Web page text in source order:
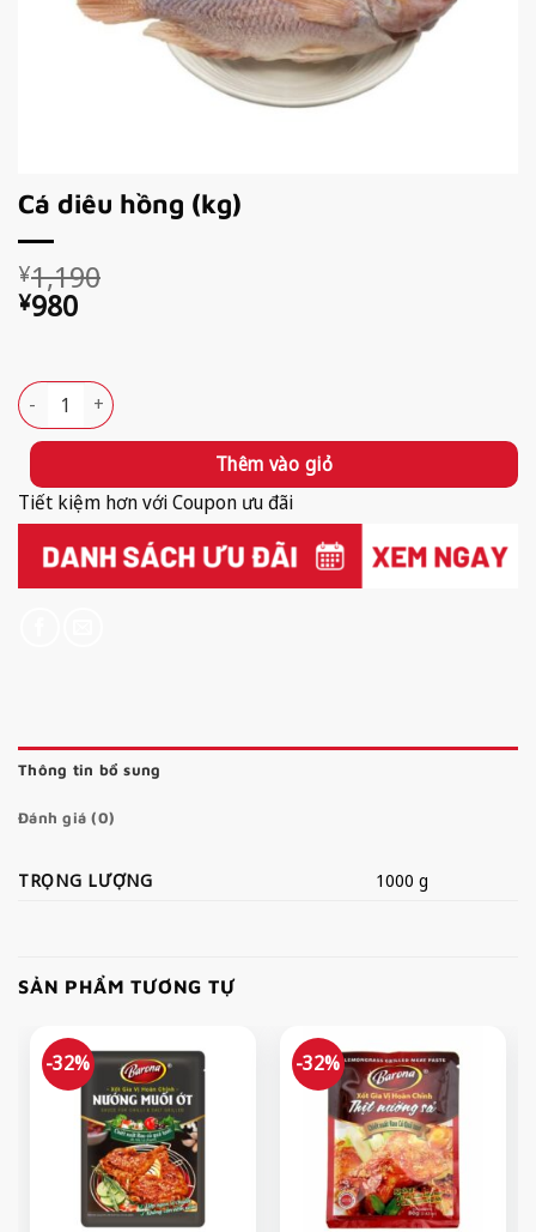
Cá diêu hồng (kg)
¥1,190
Giá
gốc
¥980
Giá
hiện
¥980.
Cá diêu hồng (kg) số lượng
Thêm vào giỏ
Tiết kiệm hơn với Coupon ưu đãi
Thông tin bổ sung
Đánh giá (0)
TRỌNG LƯỢNG 1000 g
SẢN PHẨM TƯƠNG TỰ
-32% -32%